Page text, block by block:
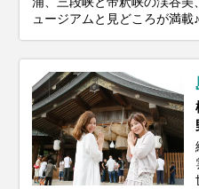
ュージアムと見どころが満載♪